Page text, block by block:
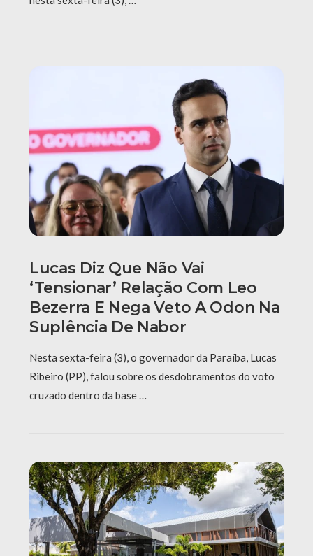
Lucas Diz Que Não Vai
‘tensionar’ Relação Com Leo
Bezerra E Nega Veto A Odon Na
Suplência De Nabor
Nesta sexta-feira (3), o governador da Paraíba, Lucas
Ribeiro (PP), falou sobre os desdobramentos do voto
cruzado dentro da base …